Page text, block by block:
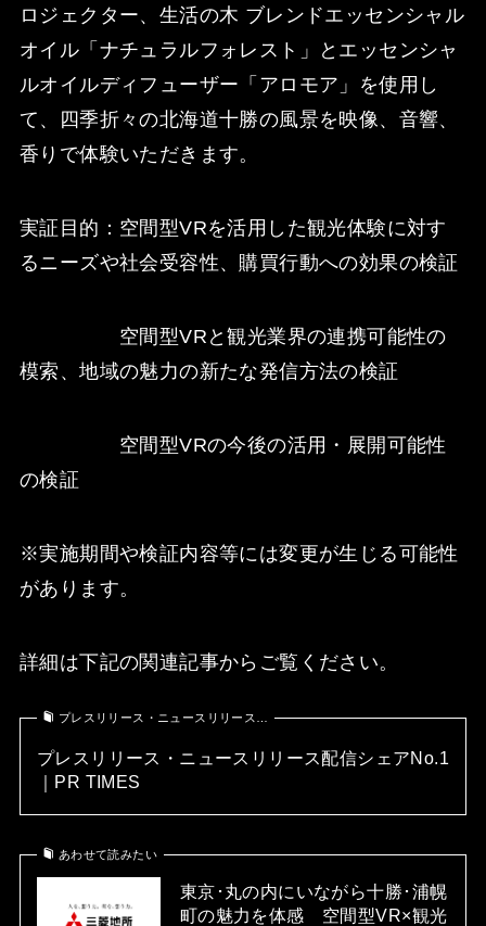
ロジェクター、生活の木 ブレンドエッセンシャル
オイル「ナチュラルフォレスト」とエッセンシャ
ルオイルディフューザー「アロモア」を使用し
て、四季折々の北海道十勝の風景を映像、音響、
香りで体験いただきます。
実証目的：空間型VRを活用した観光体験に対す
るニーズや社会受容性、購買行動への効果の検証
空間型VRと観光業界の連携可能性の
模索、地域の魅力の新たな発信方法の検証
空間型VRの今後の活用・展開可能性
の検証
※実施期間や検証内容等には変更が生じる可能性
があります。
詳細は下記の関連記事からご覧ください。
プレスリリース・ニュースリリース…
プレスリリース・ニュースリリース配信シェアNo.1
｜PR TIMES
あわせて読みたい
東京･丸の内にいながら十勝･浦幌
町の魅力を体感 空間型VR×観光